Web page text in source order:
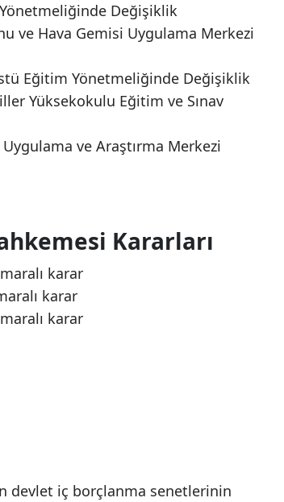
Değişiklik
ve Hava Gemisi Uygulama Merkezi
Eğitim Yönetmeliğinde Değişiklik
Yüksekokulu Eğitim ve Sınav
ve Araştırma Merkezi
Kararları
karar
karar
karar
devlet iç borçlanma senetlerinin